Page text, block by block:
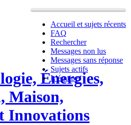
Accueil et sujets récents
FAQ
Rechercher
Messages non lus
Messages sans réponse
Sujets actifs
L’équipe
Énergies,
Maison,
Innovations